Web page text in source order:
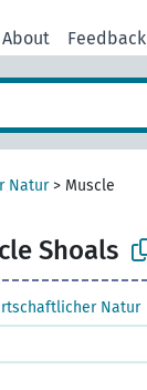
About Feedback
Natur> Muscle
Shoals
Natur